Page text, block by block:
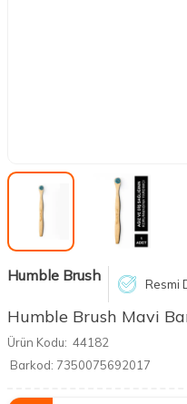
Humble Brush Resmi
Humble Brush Mavi
Ürün Kodu: 44182
Barkod: 7350075692017